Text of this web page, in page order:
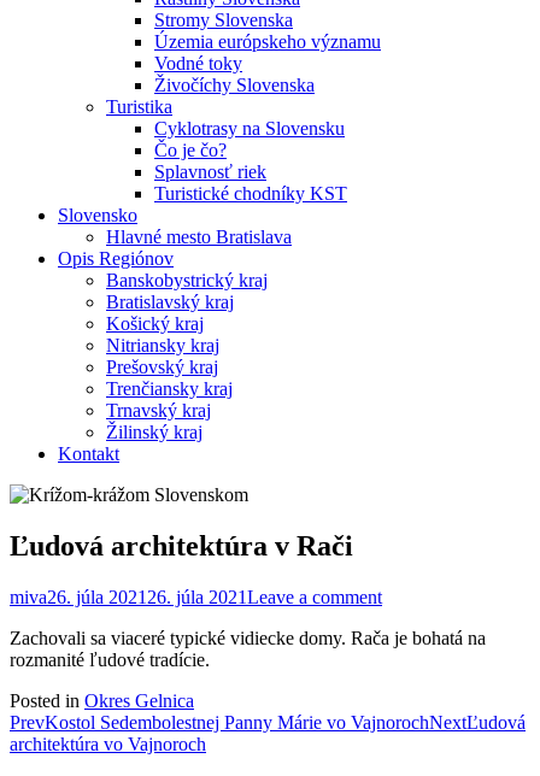
Stromy Slovenska
Územia európskeho významu
Vodné toky
Živočíchy Slovenska
Turistika
Cyklotrasy na Slovensku
Čo je čo?
Splavnosť riek
Turistické chodníky KST
Slovensko
Hlavné mesto Bratislava
Opis Regiónov
Banskobystrický kraj
Bratislavský kraj
Košický kraj
Nitriansky kraj
Prešovský kraj
Trenčiansky kraj
Trnavský kraj
Žilinský kraj
Kontakt
Ľudová architektúra v Rači
miva26. júla 2021 26. júla 2021Leave a comment
Zachovali sa viaceré typické vidiecke domy. Rača je bohatá na
rozmanité ľudové tradície.
Posted in Okres Gelnica
Post
navigation
PrevKostol Sedembolestnej Panny Márie vo VajnorochNextĽudová
architektúra vo Vajnoroch